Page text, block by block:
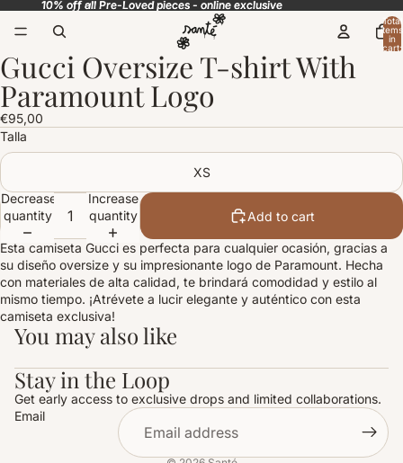
10% off all Pre-Loved pieces - online exclusive
10% off all Pre-Loved pieces - online exclusive
Total
items
in
cart:
Open
image
in
full
screen
Gucci Oversize T-shirt With
Paramount Logo
€95,00
Talla
XS
Decrease
quantity
Increase
quantity
Add to cart
Esta camiseta Gucci es perfecta para cualquier ocasión, gracias a
su diseño oversize y su impresionante logo de Paramount. Hecha
con materiales de alta calidad, te brindará comodidad y estilo al
mismo tiempo. ¡Atrévete a lucir elegante y auténtico con esta
camiseta exclusiva!
You may also like
Stay in the Loop
Get early access to exclusive drops and limited collaborations.
Email